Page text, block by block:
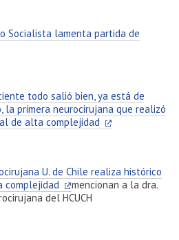
Socialista lamenta partida de
todo salió bien, ya está de
la primera neurocirujana que realizó
de alta complejidad
U. de Chile realiza histórico
complejidad
mencionan a la dra.
del HCUCH